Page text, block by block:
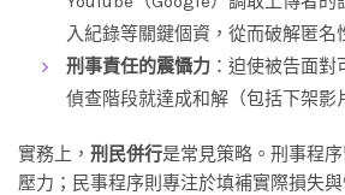
入紀錄等關鍵個資，從而破解匿名
刑事責任的震懾力 ：迫使被告面
偵查階段就達成和解（包括下架影
實務上， 刑民併行是常見策略。刑事程
壓力；民事程序則專注於填補實際損失